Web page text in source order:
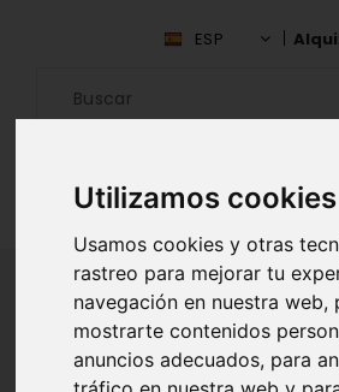
Utilizamos cookies
Usamos cookies y otras
rastreo para mejorar tu
navegación en nuestra web,
mostrarte contenidos
anuncios adecuados, para
ESP
ALQUILAR